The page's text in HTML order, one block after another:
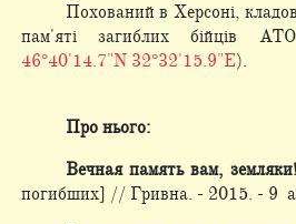
Похований в Херсоні,
пам'яті загиблих бійців
46°40'14.7"N 32°32'15.9"E).
Про нього:
Вечная память вам, земляки!
погибших] // Гривна. - 2015. - 9